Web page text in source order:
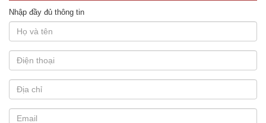
Nhập đầy đủ thông tin